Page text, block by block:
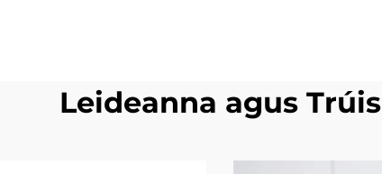
Leideanna agus Trúis